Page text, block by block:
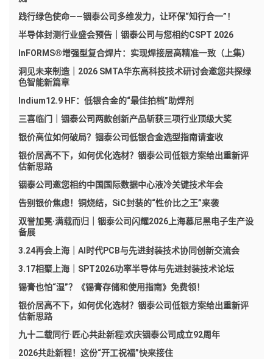
践行绿色使命——铟泰公司多维发力，让环保“知行合一”！
半导体封测行业盛会预告｜铟泰公司与您相约CSPT 2026
InFORMS®增强型复合焊片：实现焊接层高精准一致（上集）
洞见未来制造｜2026 SMTA华东高科技技术研讨会邀您共探绿
色智能新篇章
Indium12.9 HF：低银合金的“最佳拍档”助焊剂
三喜临门｜铟泰公司两款创新产品斩获三项行业顶级大奖
银价高位如何破局？铟泰公司低银合金选型指南请查收
银价居高不下，如何优化选材？铟泰公司低银方案给出重新评
估新思路
铟泰公司邀您相约中国国际数据中心液冷关键技术年会
告别银价焦虑！铜烧结，SiC封装的“性价比之王”来袭
双誉加冕·满载而归｜铟泰公司闪耀2026上海慕尼黑电子生产设
备展
3.24再会上海｜AI时代PCB与先进封装技术协同创新交流会
3.17相聚上海｜SPT2026功率半导体与先进封装技术论坛
锡膏也怕“湿”？《锡膏存储和使用指南》免费领！
银价居高不下，如何优化选材？铟泰公司低银方案给出重新评
估新思路
九十二载同行·匠心共赴新程|欢庆铟泰公司成立92周年
2026共赴新程！这份“开工祝福”快来接住